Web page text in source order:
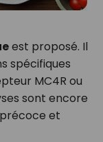
est proposé. Il
spécifiques
MC4R ou
sont encore
et